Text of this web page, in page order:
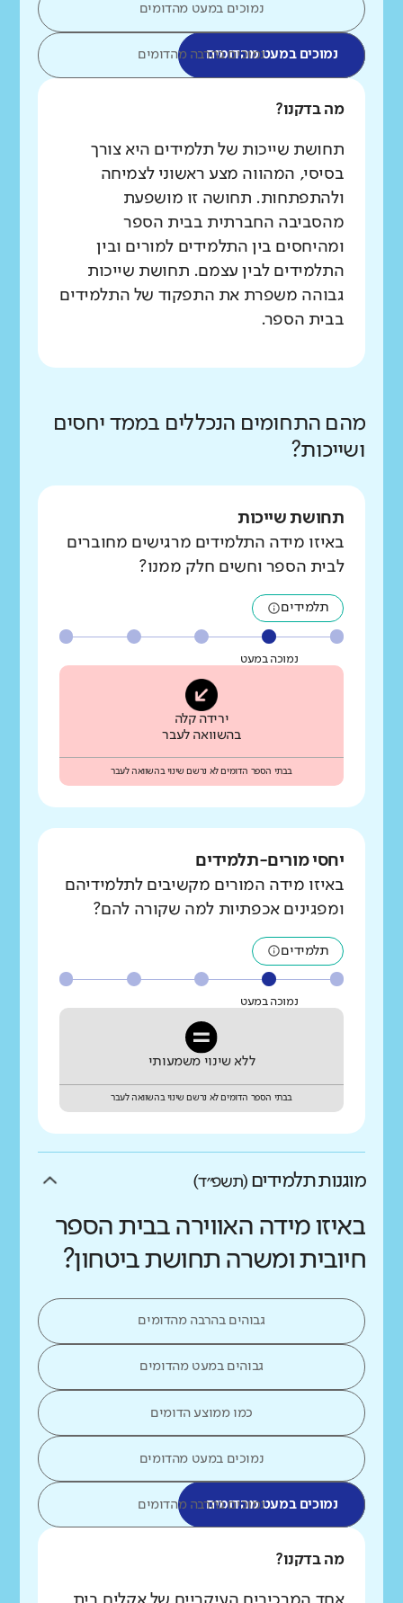
נמוכים במעט מהדומים
נמוכים במעט מהדומיםנמוכים בהרבה מהדומים
מה בדקנו?
תחושת שייכות של תלמידים היא צורך
בסיסי, המהווה מצע ראשוני לצמיחה
ולהתפתחות. תחושה זו מושפעת
מהסביבה החברתית בבית הספר
ומהיחסים בין התלמידים למורים ובין
התלמידים לבין עצמם. תחושת שייכות
גבוהה משפרת את התפקוד של התלמידים
בבית הספר.
מהם התחומים הנכללים בממד יחסים
ושייכות?
תחושת שייכות
באיזו מידה התלמידים מרגישים מחוברים
לבית הספר וחשים חלק ממנו?
תלמידים
נמוכה במעט
ירידה קלה
בהשוואה לעבר
בבתי הספר הדומים לא נרשם שינוי בהשוואה לעבר
יחסי מורים-תלמידים
באיזו מידה המורים מקשיבים לתלמידיהם
ומפגינים אכפתיות למה שקורה להם?
תלמידים
נמוכה במעט
ללא שינוי משמעותי
בבתי הספר הדומים לא נרשם שינוי בהשוואה לעבר
מוגנות תלמידים (תשפ״ד)
באיזו מידה האווירה בבית הספר
חיובית ומשרה תחושת ביטחון?
גבוהים בהרבה מהדומים
גבוהים במעט מהדומים
כמו ממוצע הדומים
נמוכים במעט מהדומים
נמוכים במעט מהדומיםנמוכים בהרבה מהדומים
מה בדקנו?